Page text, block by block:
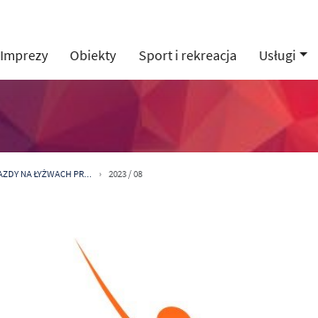
Imprezy Obiekty Sport i rekreacja Usługi
NA ŁYŻWACH PR... 2023 / 08